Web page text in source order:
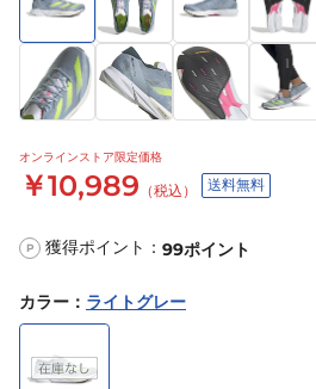
オンラインストア限定価格
￥10,989 （税込） 送料無料
P 獲得ポイント： 99ポイント
カラー ： ライトグレー